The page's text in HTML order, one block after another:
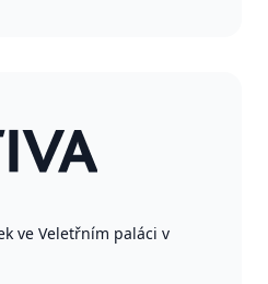
ve Veletřním paláci v